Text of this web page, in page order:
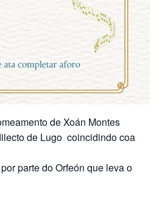
de Xoán Montes
de Lugo coincidindo coa
parte do Orfeón que leva o